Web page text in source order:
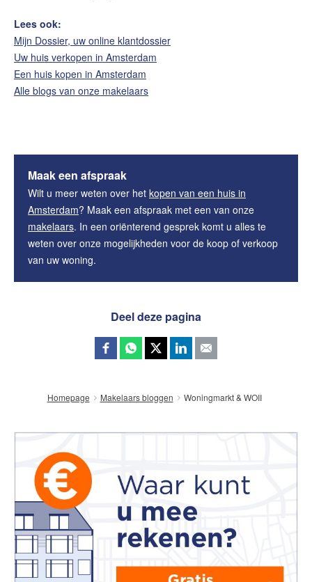
Lees ook:
Mijn Dossier, uw online klantdossier
Uw huis verkopen in Amsterdam
Een huis kopen in Amsterdam
Alle blogs van onze makelaars
Maak een afspraak
Wilt u meer weten over het kopen van een huis in
Amsterdam? Maak een afspraak met een van onze
makelaars. In een oriënterend gesprek komt u alles te
weten over onze mogelijkheden voor de koop of verkoop
van uw woning.
Deel deze pagina
Homepage Makelaars bloggen Woningmarkt & WOII